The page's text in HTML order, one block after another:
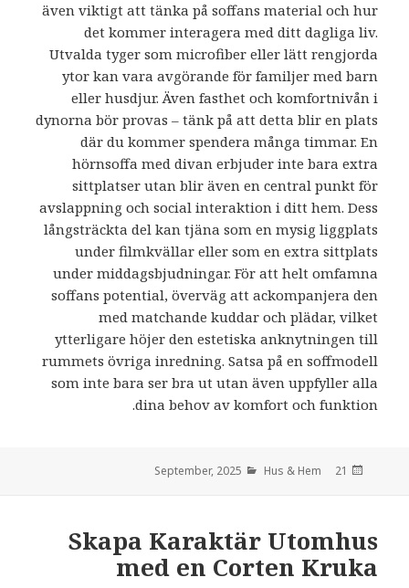
även viktigt att tänka på soffans material och hur
det kommer interagera med ditt dagliga liv.
Utvalda tyger som microfiber eller lätt rengjorda
ytor kan vara avgörande för familjer med barn
eller husdjur. Även fasthet och komfortnivån i
dynorna bör provas – tänk på att detta blir en plats
där du kommer spendera många timmar. En
hörnsoffa med divan erbjuder inte bara extra
sittplatser utan blir även en central punkt för
avslappning och social interaktion i ditt hem. Dess
långsträckta del kan tjäna som en mysig liggplats
under filmkvällar eller som en extra sittplats
under middagsbjudningar. För att helt omfamna
soffans potential, överväg att ackompanjera den
med matchande kuddar och plädar, vilket
ytterligare höjer den estetiska anknytningen till
rummets övriga inredning. Satsa på en soffmodell
som inte bara ser bra ut utan även uppfyller alla
dina behov av komfort och funktion.
den
21 September, 2025
Hus & Hem
Skapa Karaktär Utomhus
med en Corten Kruka